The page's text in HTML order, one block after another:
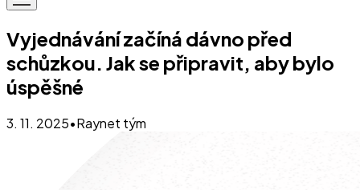
Vyjednávání začíná dávno před
schůzkou. Jak se připravit, aby bylo
úspěšné
3. 11. 2025•Raynet tým